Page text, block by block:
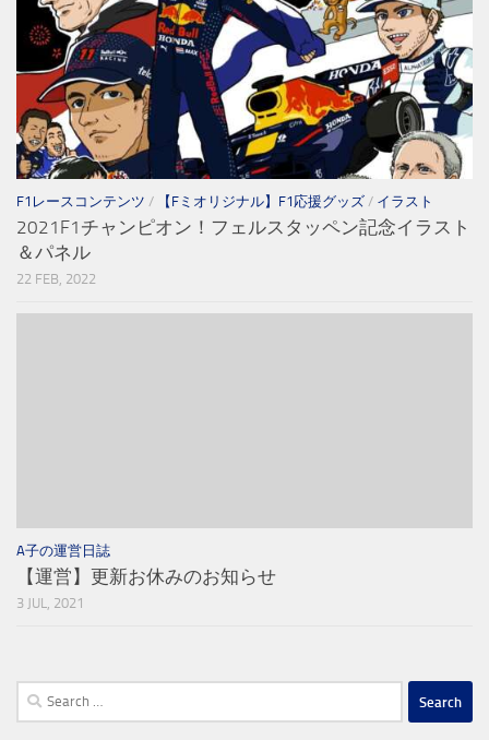
F1レースコンテンツ / 【Fミオリジナル】F1応援グッズ / イラスト
2021F1チャンピオン！フェルスタッペン記念イラスト
＆パネル
22 FEB, 2022
A子の運営日誌
【運営】更新お休みのお知らせ
3 JUL, 2021
Search
for: